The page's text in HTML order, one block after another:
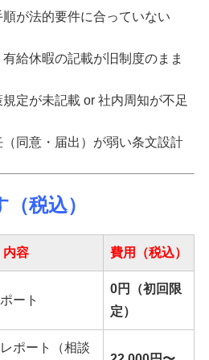
順が法的要件に合っていない
給休暇の記載が旧制度のまま
定が未記載 or 社内周知が不足
同意・届出）が弱い条文設計
税込）
内容 費用（税込）
ート
0円（初回限
定）
ポート（相談